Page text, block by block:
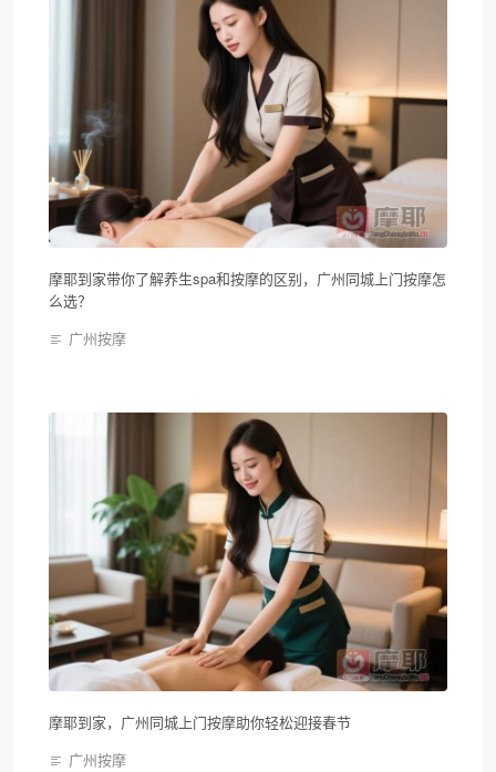
摩耶到家带你了解养生spa和按摩的区别，广州同城上门按摩怎
么选？
广州按摩
摩耶到家，广州同城上门按摩助你轻松迎接春节
广州按摩